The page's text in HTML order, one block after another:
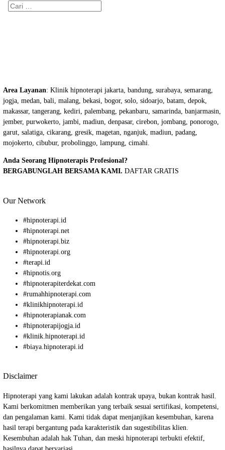
Cari
Area Layanan: Klinik hipnoterapi jakarta, bandung, surabaya, semarang,
jogja, medan, bali, malang, bekasi, bogor, solo, sidoarjo, batam, depok,
makassar, tangerang, kediri, palembang, pekanbaru, samarinda, banjarmasin,
jember, purwokerto, jambi, madiun, denpasar, cirebon, jombang, ponorogo,
garut, salatiga, cikarang, gresik, magetan, nganjuk, madiun, padang,
mojokerto, cibubur, probolinggo, lampung, cimahi.
Anda Seorang Hipnoterapis Profesional?
BERGABUNGLAH BERSAMA KAMI. DAFTAR GRATIS
Our Network
#hipnoterapi.id
#hipnoterapi.net
#hipnoterapi.biz
#hipnoterapi.org
#terapi.id
#hipnotis.org
#hipnoterapiterdekat.com
#rumahhipnoterapi.com
#klinikhipnoterapi.id
#hipnoterapianak.com
#hipnoterapijogja.id
#klinik.hipnoterapi.id
#biaya.hipnoterapi.id
Disclaimer
Hipnoterapi yang kami lakukan adalah kontrak upaya, bukan kontrak hasil.
Kami berkomitmen memberikan yang terbaik sesuai sertifikasi, kompetensi,
dan pengalaman kami. Kami tidak dapat menjanjikan kesembuhan, karena
hasil terapi bergantung pada karakteristik dan sugestibilitas klien.
Kesembuhan adalah hak Tuhan, dan meski hipnoterapi terbukti efektif,